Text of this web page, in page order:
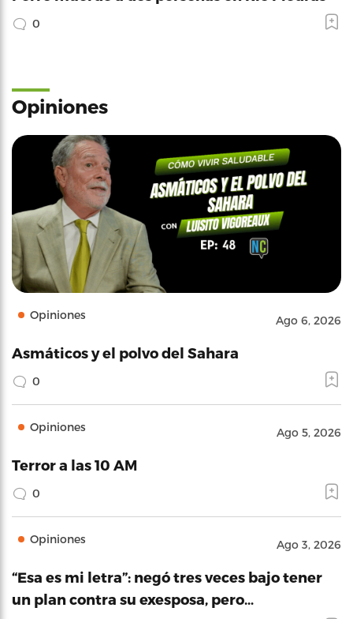
0
Opiniones
Opiniones Ago 6, 2026
Asmáticos y el polvo del Sahara
0
Opiniones Ago 5, 2026
Terror a las 10 AM
0
Opiniones Ago 3, 2026
“Esa es mi letra”: negó tres veces bajo tener
un plan contra su exesposa, pero…